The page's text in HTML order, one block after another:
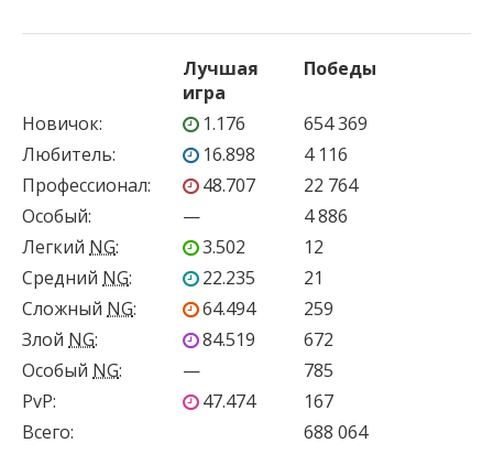
Лучшая
игра
Победы
Новичок: 1.176
654 369
Любитель: 16.898
4 116
Профессионал: 48.707
22 764
Особый: —
4 886
Легкий NG: 3.502
12
Средний NG: 22.235
21
Сложный NG: 64.494
259
Злой NG: 84.519
672
Особый NG: —
785
PvP: 47.474
167
Всего:
688 064